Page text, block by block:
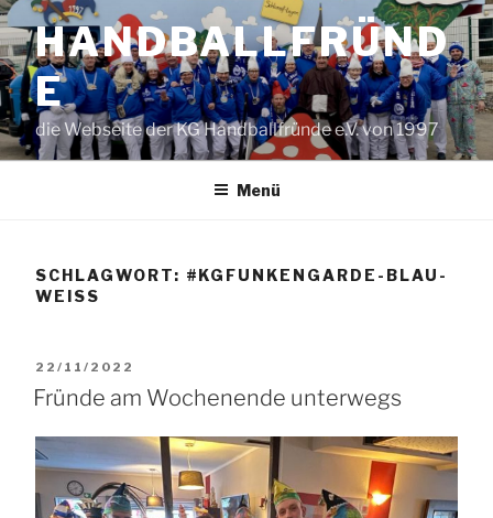
Zum
Inhalt
springenHANDBALLFRÜND
E
die Webseite der KG Handballfründe e.V. von 1997
Menü
SCHLAGWORT: #KGFUNKENGARDE-BLAU-
WEISS
VERÖFFENTLICHT
AM
22/11/2022
Fründe am Wochenende unterwegs